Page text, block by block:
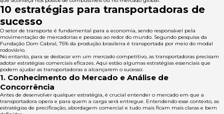
10 estratégias para transportadoras de
sucesso
O setor de transporte é fundamental para a economia, sendo responsável pela
movimentação de mercadorias e pessoas ao redor do mundo. Segundo pesquisa da
Fundação Dom Cabral, 75% da produção brasileira é transportada por meio do modal
rodoviário.
No entanto, para se destacar em um mercado competitivo, as transportadoras precisam
adotar estratégias comerciais eficazes. Aqui estão algumas estratégias essenciais que
podem ajudar as transportadoras a alcançarem o sucesso:
1. Conhecimento do Mercado e Análise de
Concorrência
Antes de desenvolver qualquer estratégia, é crucial entender o mercado em que a
transportadora opera e para quem a carga será entregue. Entendendo esse contexto, as
estratégias de precificação, abordagem comercial e tudo mais ficam mais claras e bem